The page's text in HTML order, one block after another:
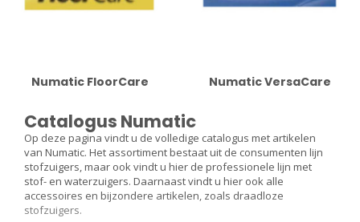
Numatic FloorCare Numatic VersaCare
Catalogus Numatic
Op deze pagina vindt u de volledige catalogus met artikelen
van Numatic. Het assortiment bestaat uit de consumenten lijn
stofzuigers, maar ook vindt u hier de professionele lijn met
stof- en waterzuigers. Daarnaast vindt u hier ook alle
accessoires en bijzondere artikelen, zoals draadloze
stofzuigers.